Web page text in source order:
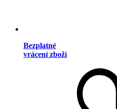
Bezplatné
vrácení zboží